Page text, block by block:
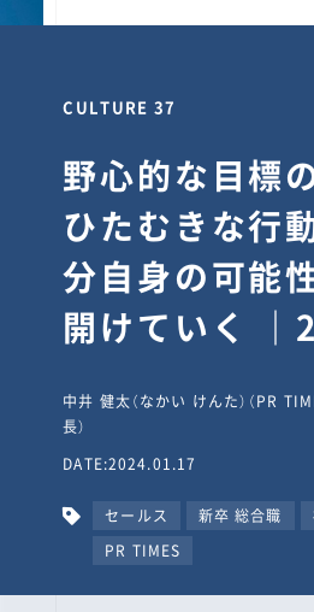
CULTURE 30
逆境では自分
スを変え“予
り、期待を超
輔塾・前編】
山田真輔（やまだ しんすけ）（執
長）
DATE:2023.09.08
カルチャー CxO キャ